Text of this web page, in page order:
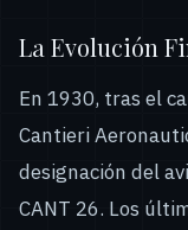
La Evolución
En 1930, tras el
Cantieri
designación del
CANT 26. Los